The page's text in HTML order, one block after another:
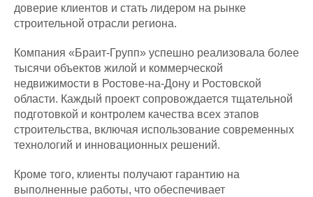
доверие клиентов и стать лидером на рынке
строительной отрасли региона.
Компания «Браит-Групп» успешно реализовала более
тысячи объектов жилой и коммерческой
недвижимости в Ростове-на-Дону и Ростовской
области. Каждый проект сопровождается тщательной
подготовкой и контролем качества всех этапов
строительства, включая использование современных
технологий и инновационных решений.
Кроме того, клиенты получают гарантию на
выполненные работы, что обеспечивает